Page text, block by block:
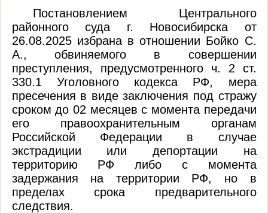
Постановлением Центрального
районного суда г. Новосибирска от
26.08.2025 избрана в отношении Бойко С.
А., обвиняемого в совершении
преступления, предусмотренного ч. 2 ст.
330.1
Уголовного кодекса РФ, мера
пресечения в виде заключения под стражу
срокомдо 02 месяцев с момента передачи
его правоохранительным органам
Российской Федерации в случае
экстрадиции или депортации на
территорию РФ либо с момента
задержания на территории РФ, но в
пределах срока предварительного
следствия.